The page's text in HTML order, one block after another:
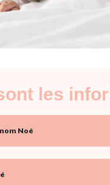
les
Noé